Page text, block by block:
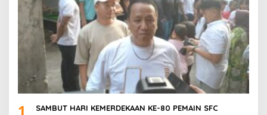
1
SAMBUT HARI KEMERDEKAAN KE-80 PEMAIN SFC